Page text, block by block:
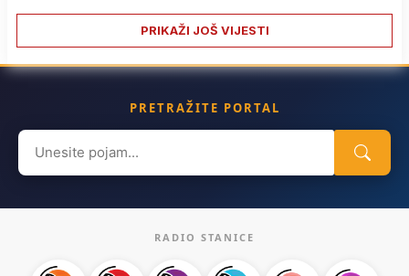
PRIKAŽI JOŠ VIJESTI
PRETRAŽITE PORTAL
Search
for:
RADIO STANICE